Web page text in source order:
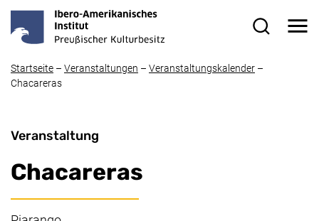
Startseite – Veranstaltungen – Veranstaltungskalender –
Chacareras
Veranstaltung
Chacareras